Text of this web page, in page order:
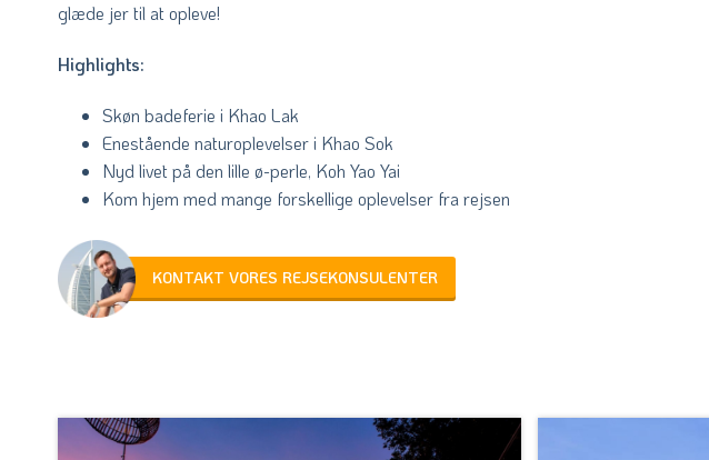
glæde jer til at opleve!
Highlights:
Skøn badeferie i Khao Lak
Enestående naturoplevelser i Khao Sok
Nyd livet på den lille ø-perle, Koh Yao Yai
Kom hjem med mange forskellige oplevelser fra rejsen
KONTAKT VORES REJSEKONSULENTER